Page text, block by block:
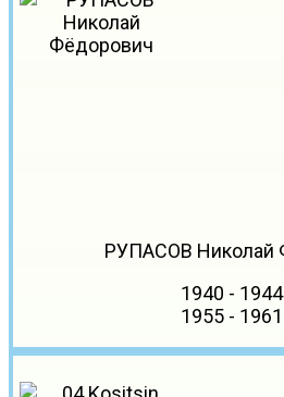
РУПАСОВ Николай
1940 - 1944
1955 - 1961